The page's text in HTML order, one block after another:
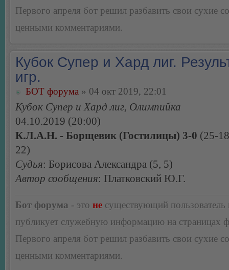
Первого апреля бот решил разбавить свои сухие
ценными комментариями.
Кубок Супер и Хард лиг.
игр.
БОТ форума » 04 окт 2019, 22:01
Кубок Супер и Хард лиг, Олимпийка
04.10.2019 (20:00)
К.Л.А.Н. - Борщевик (Гостилицы) 3-0 (25-
22)
Судья: Борисова Александра (5, 5)
Автор сообщения: Платковский Ю.Г.
Бот форума - это не существующий пользователь
публикует служебную информацию на страницах
Первого апреля бот решил разбавить свои сухие
ценными комментариями.